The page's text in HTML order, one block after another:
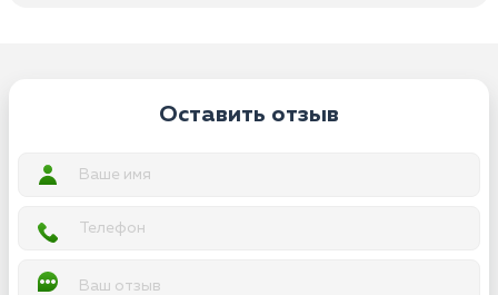
Оставить отзыв